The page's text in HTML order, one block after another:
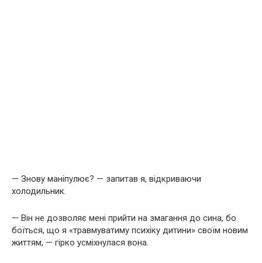
— Знову маніпулює? — запитав я, відкриваючи
холодильник.
— Він не дозволяє мені прийти на змагання до сина, бо
боїться, що я «травмуватиму психіку дитини» своїм новим
життям, — гірко усміхнулася вона.